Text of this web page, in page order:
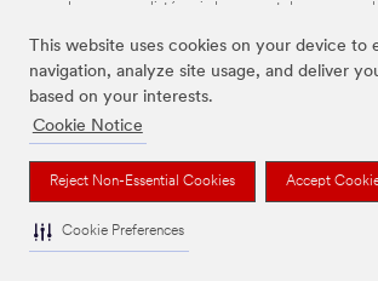
This website uses cookies on your device to
navigation, analyze site usage, and deliver
based on your interests.
Cookie Notice
Reject Non-Essential Cookies Accept
Cookie Preferences
Les marques listées ci-dessus sont des marques